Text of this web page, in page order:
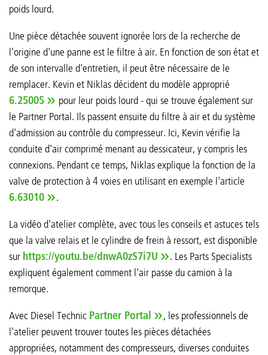
poids lourd.
Une pièce détachée souvent ignorée lors de la recherche de
l'origine d'une panne est le filtre à air. En fonction de son état et
de son intervalle d'entretien, il peut être nécessaire de le
remplacer. Kevin et Niklas décident du modèle approprié
6.25005
pour leur poids lourd - qui se trouve également sur
le Partner Portal. Ils passent ensuite du filtre à air et du système
d'admission au contrôle du compresseur. Ici, Kevin vérifie la
conduite d'air comprimé menant au dessicateur, y compris les
connexions. Pendant ce temps, Niklas explique la fonction de la
valve de protection à 4 voies en utilisant en exemple l'article
6.63010
.
La vidéo d'atelier complète, avec tous les conseils et astuces tels
que la valve relais et le cylindre de frein à ressort, est disponible
sur https://youtu.be/dnwA0zS7i7U
. Les Parts Specialists
expliquent également comment l'air passe du camion à la
remorque.
Avec Diesel Technic Partner Portal
, les professionnels de
l'atelier peuvent trouver toutes les pièces détachées
appropriées, notamment des compresseurs, diverses conduites